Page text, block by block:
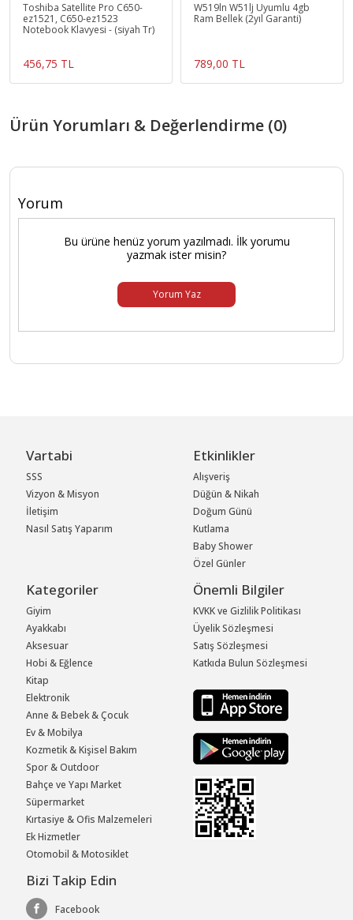
Toshiba Satellite Pro C650-
ez1521, C650-ez1523
Notebook Klavyesi - (siyah Tr)
456,75 TL
W519ln W51lj Uyumlu 4gb
Ram Bellek (2yıl Garanti)
789,00 TL
Ürün Yorumları & Değerlendirme (0)
Yorum
Bu ürüne henüz yorum yazılmadı. İlk yorumu
yazmak ister misin?
Yorum Yaz
Vartabi
SSS
Vizyon & Misyon
İletişim
Nasıl Satış Yaparım
Etkinlikler
Alışveriş
Düğün & Nikah
Doğum Günü
Kutlama
Baby Shower
Özel Günler
Kategoriler
Giyim
Ayakkabı
Aksesuar
Hobi & Eğlence
Kitap
Elektronik
Anne & Bebek & Çocuk
Ev & Mobilya
Kozmetik & Kişisel Bakım
Spor & Outdoor
Bahçe ve Yapı Market
Süpermarket
Kırtasiye & Ofis Malzemeleri
Ek Hizmetler
Otomobil & Motosiklet
Önemli Bilgiler
KVKK ve Gizlilik Politikası
Üyelik Sözleşmesi
Satış Sözleşmesi
Katkıda Bulun Sözleşmesi
Bizi Takip Edin
Facebook